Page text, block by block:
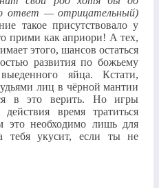
ответ — отрицательный)
такое присутствовало у
прими как априори! А тех,
этого, шансов остаться
развития по божьему
яйца. Кстати,
лиц в чёрной мантии
в это верить. Но игры
время тратиться
это необходимо лишь для
тебя укусит, если ты не